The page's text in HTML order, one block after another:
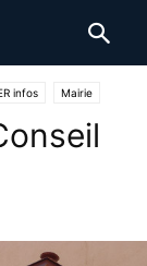
infos Mairie